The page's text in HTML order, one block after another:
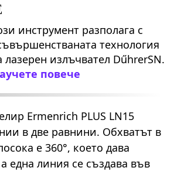
инструмент разполага с
технология
лазерен излъчвател DűhrerSN.
повече
Ermenrich PLUS LN15
в две равнини. Обхватът в
е 360°, което дава
една линия се създава във